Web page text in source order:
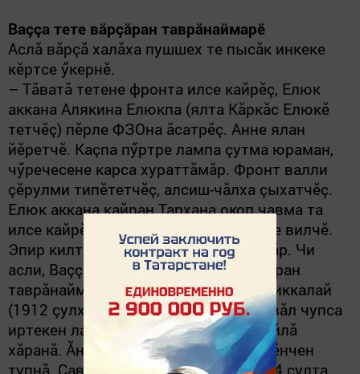
Ваççа тете вăрçăран таврăнаймарӗ
Аслă вăрçă халăха пушшех те пысăк инкеке
кӗртсе ӳкернӗ.
– Тăватă тетене фронта илсе кайрӗç, Елюк
аккана Алякина Елюкпа (ялта Кăркăс Елюкӗ
тетчӗç) пӗрле ФЗОна ăсатрӗç. Анне ялан
йӗретчӗ. Каçпа пӳртре лампа çутма юраман,
чӳречесене карса хураттăмăр. Фронт валли
çӗрулми типӗтетчӗç, алсиш-чăлха çыхатчӗç.
Елюк аккана кайран Тархана окоп чавма та
илсе кайрӗç. Вăрçă вăхăтӗнче атте те вилчӗ.
Эпир килте кӗçӗннисем кăна юлтăмăр. Чи
асли, Ваççа тете (1910 çулхи),
вăрçăран
таврăнаймарӗ, хыпарсăр çухалчӗ. Миккалай
(1912 çулхи
) чирлӗччӗ, пӗчӗк чухне вăл чупса
иртекен лашасем хушшине юлнă, вăйлă
хăранă. Ăна кайран пăлтăр пусми айӗнчен
тупнă. Çавăнтан чире кайнă, вăл 1944 çулта